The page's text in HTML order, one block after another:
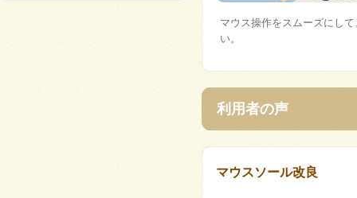
マウス操作をスムーズにし
い。
利用者の声
マウスソール改良